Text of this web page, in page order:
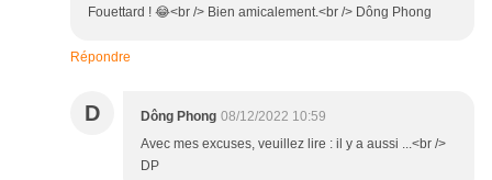
Fouettard ! 😂<br /> Bien amicalement.<br /> Dông Phong
Répondre
D Dông Phong 08/12/2022 10:59
Avec mes excuses, veuillez lire : il y a aussi ...<br />
DP